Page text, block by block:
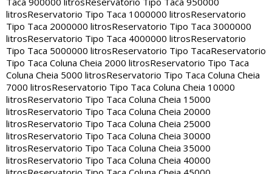
litrosReservatorio Tipo Taca 1000000 litrosReservatorio
Tipo Taca 2000000 litrosReservatorio Tipo Taca 3000000
litrosReservatorio Tipo Taca 4000000 litrosReservatorio
Tipo Taca 5000000 litrosReservatorio Tipo TacaReservatorio
Tipo Taca Coluna Cheia 2000 litrosReservatorio Tipo Taca
Coluna Cheia 5000 litrosReservatorio Tipo Taca Coluna Cheia
7000 litrosReservatorio Tipo Taca Coluna Cheia 10000
litrosReservatorio Tipo Taca Coluna Cheia 15000
litrosReservatorio Tipo Taca Coluna Cheia 20000
litrosReservatorio Tipo Taca Coluna Cheia 25000
litrosReservatorio Tipo Taca Coluna Cheia 30000
litrosReservatorio Tipo Taca Coluna Cheia 35000
litrosReservatorio Tipo Taca Coluna Cheia 40000